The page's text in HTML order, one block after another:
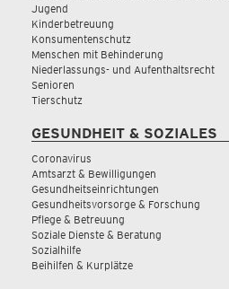
Jugend
Kinderbetreuung
Konsumentenschutz
Menschen mit Behinderung
Niederlassungs- und Aufenthaltsrecht
Senioren
Tierschutz
GESUNDHEIT & SOZIALES
Coronavirus
Amtsarzt & Bewilligungen
Gesundheitseinrichtungen
Gesundheitsvorsorge & Forschung
Pflege & Betreuung
Soziale Dienste & Beratung
Sozialhilfe
Beihilfen & Kurplätze